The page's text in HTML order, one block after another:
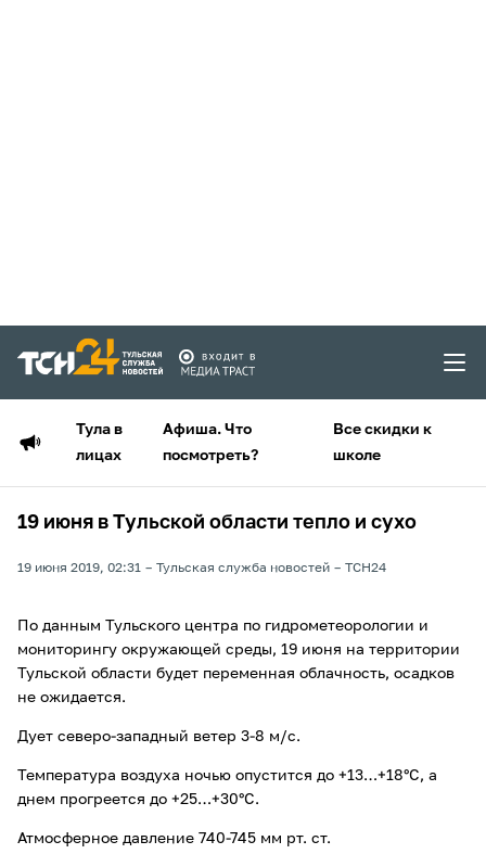
Тула в
лицах
Афиша. Что
посмотреть?
Все скидки к
школе
19 июня в Тульской области тепло и сухо
19 июня 2019, 02:31 Тульская служба новостей ТСН24
По данным Тульского центра по гидрометеорологии и
мониторингу окружающей среды, 19 июня на территории
Тульской области будет переменная облачность, осадков
не ожидается.
Дует северо-западный ветер 3-8 м/с.
Температура воздуха ночью опустится до +13…+18°С, а
днем прогреется до +25…+30°С.
Атмосферное давление 740-745 мм рт. ст.